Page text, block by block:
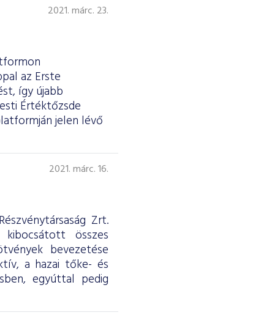
2021. márc. 23.
az Erste
így újabb
Értéktőzsde
jelen lévő
2021. márc. 16.
Zrt.
összes
bevezetése
a hazai tőke- és
egyúttal pedig